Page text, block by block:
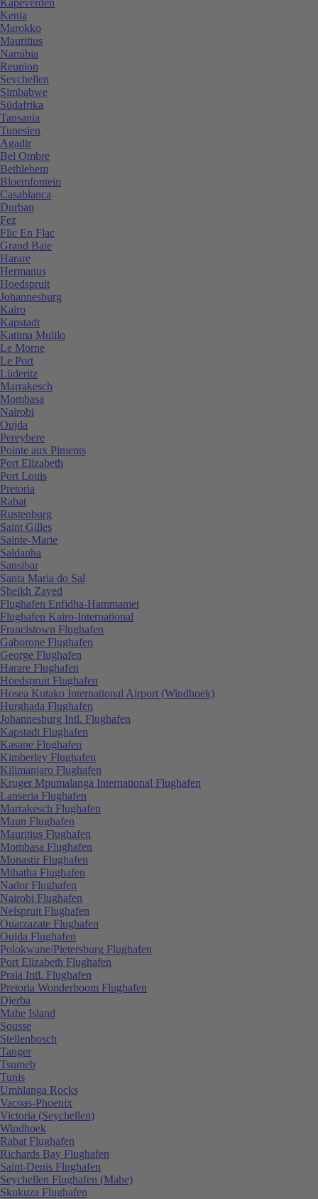
Kenia
Marokko
Mauritius
Namibia
Reunion
Seychellen
Simbabwe
Südafrika
Tansania
Tunesien
Agadir
Bel Ombre
Bethlehem
Bloemfontein
Casablanca
Durban
Fez
Flic En Flac
Grand Baie
Harare
Hermanus
Hoedspruit
Johannesburg
Kairo
Kapstadt
Katima Mulilo
Le Morne
Le Port
Lüderitz
Marrakesch
Mombasa
Nairobi
Oujda
Pereybere
Pointe aux Piments
Port Elizabeth
Port Louis
Pretoria
Rabat
Rustenburg
Saint Gilles
Sainte-Marie
Saldanha
Sansibar
Santa Maria do Sal
Sheikh Zayed
Flughafen Enfidha-Hammamet
Flughafen Kairo-International
Francistown Flughafen
Gaborone Flughafen
George Flughafen
Harare Flughafen
Hoedspruit Flughafen
Hosea Kutako International Airport (Windhoek)
Hurghada Flughafen
Johannesburg Intl. Flughafen
Kapstadt Flughafen
Kasane Flughafen
Kimberley Flughafen
Kilimanjaro Flughafen
Kruger Mpumalanga International Flughafen
Lanseria Flughafen
Marrakesch Flughafen
Maun Flughafen
Mauritius Flughafen
Mombasa Flughafen
Monastir Flughafen
Mthatha Flughafen
Nador Flughafen
Nairobi Flughafen
Nelspruit Flughafen
Ouarzazate Flughafen
Oujda Flughafen
Polokwane/Pietersburg Flughafen
Port Elizabeth Flughafen
Praia Intl. Flughafen
Pretoria Wonderboom Flughafen
Djerba
Mahe Island
Sousse
Stellenbosch
Tanger
Tsumeb
Tunis
Umhlanga Rocks
Vacoas-Phoenix
Victoria (Seychellen)
Windhoek
Rabat Flughafen
Richards Bay Flughafen
Saint-Denis Flughafen
Seychellen Flughafen (Mahe)
Skukuza Flughafen